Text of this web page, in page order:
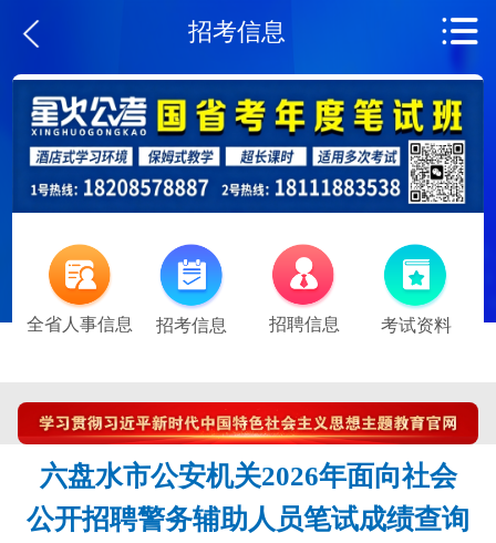
招考信息
全省人事信息 招考信息 招聘信息 考试资料
六盘水市公安机关2026年面向社会
公开招聘警务辅助人员笔试成绩查询